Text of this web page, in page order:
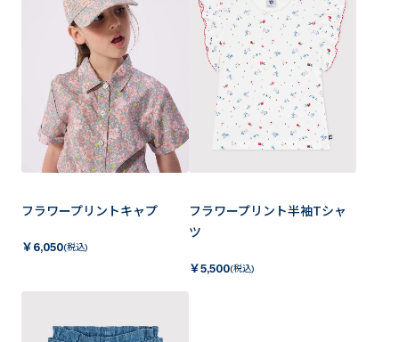
フラワープリントキャプ
￥ 6,050(税込)
フラワープリント半袖Tシャ
ツ
￥5,500(税込)